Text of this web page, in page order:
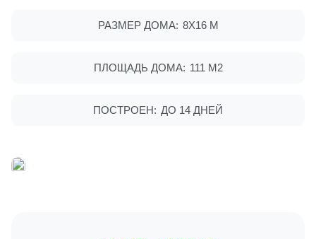
РАЗМЕР ДОМА: 8Х16 М
ПЛОЩАДЬ ДОМА: 111 М2
ПОСТРОЕН: ДО 14 ДНЕЙ